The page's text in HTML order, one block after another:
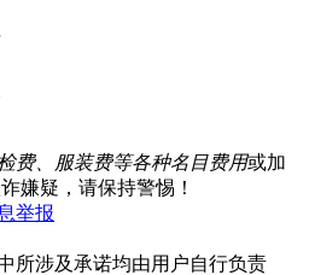
费、服装费等各种名目费用或加
嫌疑，请保持警惕！
举报
所涉及承诺均由用户自行负责